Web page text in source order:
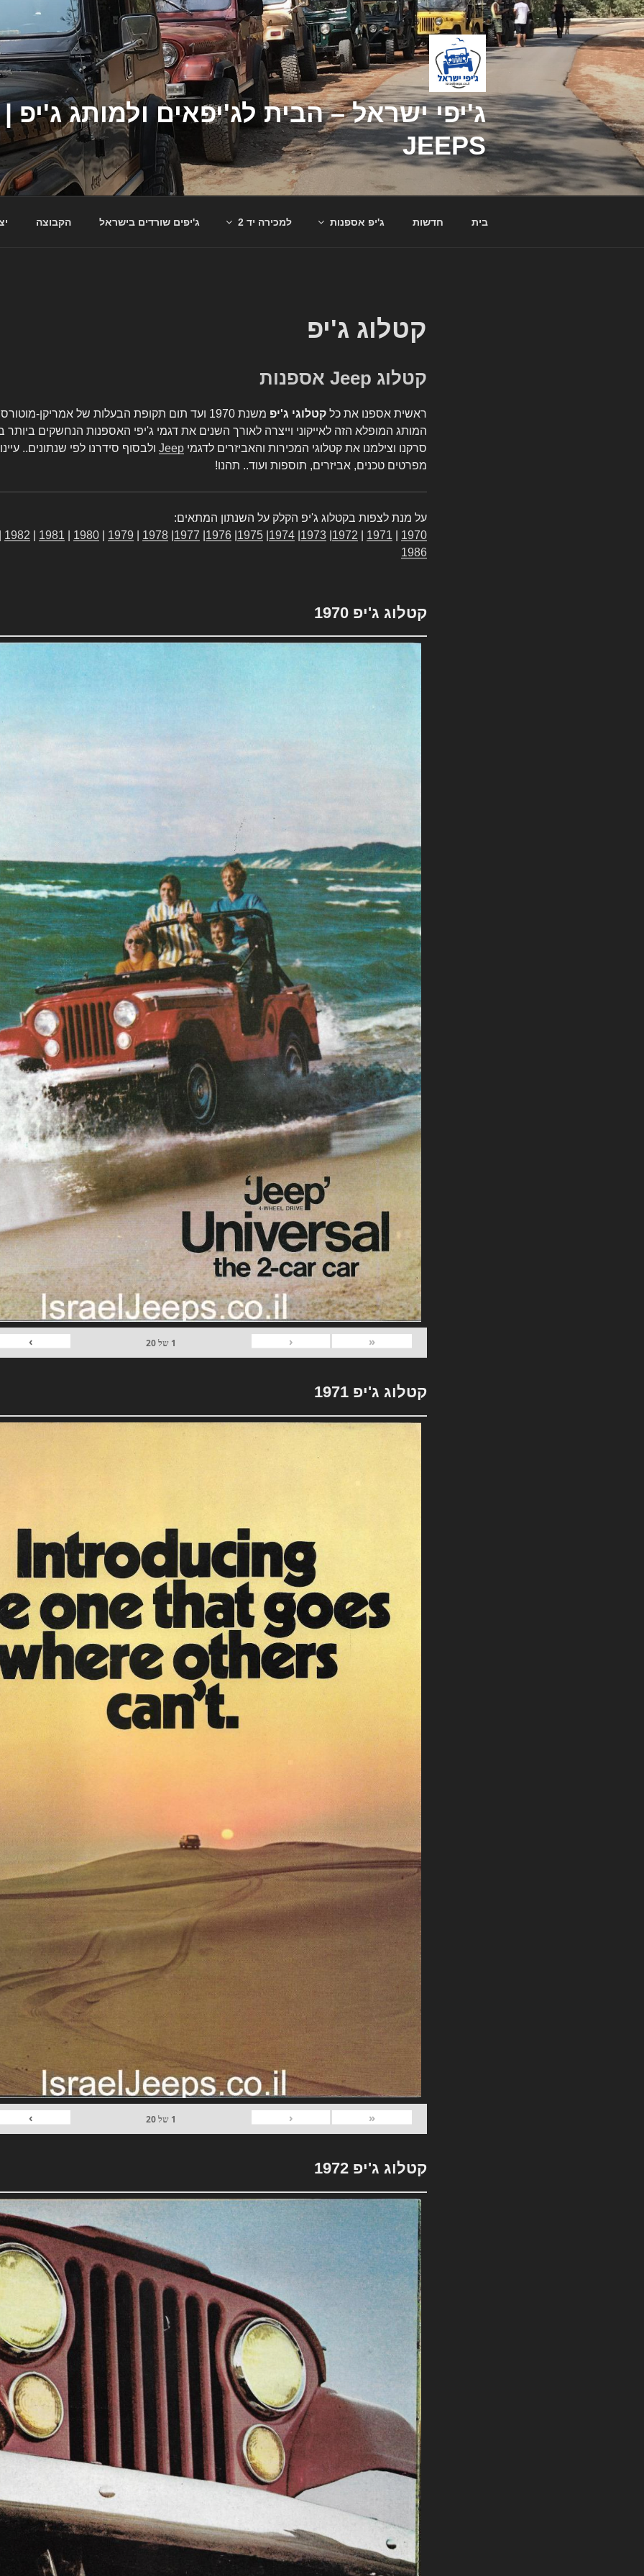
דילוג
לתוכן
JEEPS
בית חדשות ג'יפ אספנות למכירה יד 2 ג'יפים שורדים בישראל הקבוצה
קטלוג ג'יפ
קטלוג Jeep אספנות
ראשית אספנו את כל קטלוגי ג'יפ
משנת 1970 ועד תום תקופת הבעלות של אמריקן-
המותג המופלא הזה לאייקוני וייצרה לאורך השנים את דגמי ג'יפי האספנות הנחשקים
סרקנו וצילמנו את קטלוגי המכירות והאביזרים לדגמי Jeep ולבסוף סידרנו לפי שנתונים..
מפרטים טכנים, אביזרים, תוספות ועוד.. תהנו!
על מנת לצפות בקטלוג ג'יפ הקלק על השנתון המתאים:
1970
1971
1972
1973
1974
1975
1976
1977
1978
1979
1980
1981
1982
1986
קטלוג ג'יפ 1970
«
‹
1 של20
›
קטלוג ג'יפ 1971
«
‹
1 של20
›
קטלוג ג'יפ 1972